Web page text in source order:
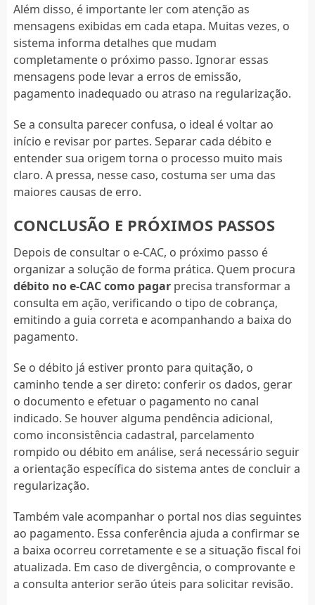
Além disso, é importante ler com atenção as
mensagens exibidas em cada etapa. Muitas vezes, o
sistema informa detalhes que mudam
completamente o próximo passo. Ignorar essas
mensagens pode levar a erros de emissão,
pagamento inadequado ou atraso na regularização.
Se a consulta parecer confusa, o ideal é voltar ao
início e revisar por partes. Separar cada débito e
entender sua origem torna o processo muito mais
claro. A pressa, nesse caso, costuma ser uma das
maiores causas de erro.
CONCLUSÃO E PRÓXIMOS PASSOS
Depois de consultar o e-CAC, o próximo passo é
organizar a solução de forma prática. Quem procura
débito no e-CAC como pagarprecisa transformar a
consulta em ação, verificando o tipo de cobrança,
emitindo a guia correta e acompanhando a baixa do
pagamento.
Se o débito já estiver pronto para quitação, o
caminho tende a ser direto: conferir os dados, gerar
o documento e efetuar o pagamento no canal
indicado. Se houver alguma pendência adicional,
como inconsistência cadastral, parcelamento
rompido ou débito em análise, será necessário seguir
a orientação específica do sistema antes de concluir a
regularização.
Também vale acompanhar o portal nos dias seguintes
ao pagamento. Essa conferência ajuda a confirmar se
a baixa ocorreu corretamente e se a situação fiscal foi
atualizada. Em caso de divergência, o comprovante e
a consulta anterior serão úteis para solicitar revisão.